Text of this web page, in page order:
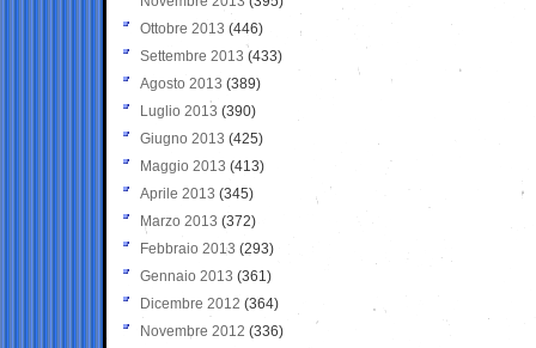
Ottobre 2013 (446)
Settembre 2013 (433)
Agosto 2013 (389)
Luglio 2013 (390)
Giugno 2013 (425)
Maggio 2013 (413)
Aprile 2013 (345)
Marzo 2013 (372)
Febbraio 2013 (293)
Gennaio 2013 (361)
Dicembre 2012 (364)
Novembre 2012 (336)